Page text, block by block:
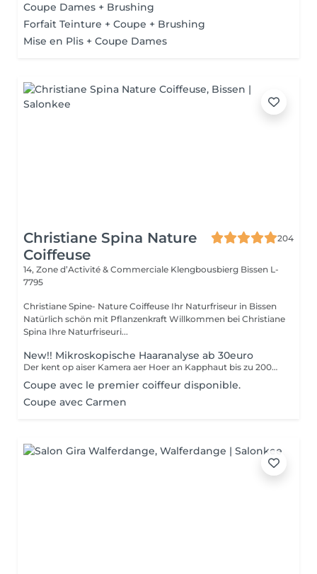
Coupe Dames + Brushing
Forfait Teinture + Coupe + Brushing
Mise en Plis + Coupe Dames
Christiane Spina Nature
Coiffeuse
204
14, Zone d’Activité & Commerciale Klengbousbierg Bissen L-
7795
Christiane Spine- Nature Coiffeuse Ihr Naturfriseur in Bissen
Natürlich schön mit Pflanzenkraft Willkommen bei Christiane
Spina Ihre Naturfriseuri...
New!! Mikroskopische Haaranalyse ab 30euro
Der kent op aiser Kamera aer Hoer an Kapphaut bis zu 200mol vergréissert gesin. Als forméierten Hoer Coach, kann ech Hoerausfall, Schuppen, Hoersplizz, Ekzemen etc diagnostizéiren. Durch meng 40 Joer lang Erfahrung als Coiffeuse, kann ech Iech helelfen aer Problemer ze léisen.
Coupe avec le premier coiffeur disponible.
Coupe avec Carmen